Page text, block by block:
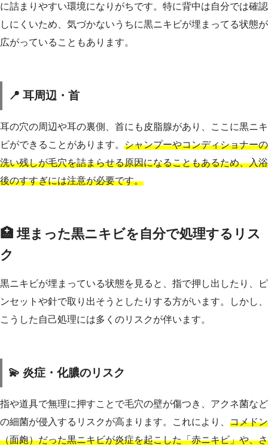
に詰まりやすい環境になりがちです。特に背中は自分では確認
しにくいため、気づかないうちに黒ニキビが埋まってる状態が
広がっていることもあります。
📍 耳周辺・首
耳の穴の周辺や耳の裏側、首にも皮脂腺があり、ここに黒ニキ
ビができることがあります。 シャンプーやコンディショナーの
洗い残しが毛穴を詰まらせる原因になることもあるため、入浴
後のすすぎには注意が必要です。
🏥 埋まった黒ニキビを自分で処理するリス
ク
黒ニキビが埋まっている状態を見ると、指で押し出したり、ピ
ンセットや針で取り出そうとしたりする方がいます。しかし、
こうした自己処理には多くのリスクが伴います。
💫 炎症・化膿のリスク
指や道具で無理に押すことで毛穴の壁が傷つき、アクネ菌など
の細菌が侵入するリスクが高まります。これにより、 コメドン
（面皰）だった黒ニキビが炎症を起こした「赤ニキビ」や、さ